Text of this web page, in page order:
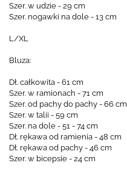
Szer. w udzie - 29 cm
Szer. nogawki na dole - 13 cm
L/XL
Bluza:
Dł. całkowita - 61 cm
Szer. w ramionach - 71 cm
Szer. od pachy do pachy - 66 cm
Szer. w talii - 59 cm
Szer. na dole - 51 - 74 cm
Dł. rękawa od ramienia - 48 cm
Dł. rękawa od pachy - 46 cm
Szer. w bicepsie - 24 cm